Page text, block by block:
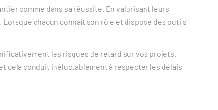
comme dans sa réussite. En valorisant leurs
chacun connaît son rôle et dispose des outils
les risques de retard sur vos projets.
cela conduit inéluctablement à respecter les délais